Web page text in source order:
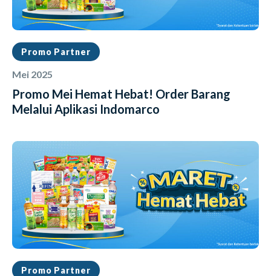
Promo Partner
Mei 2025
Promo Mei Hemat Hebat! Order Barang
Melalui Aplikasi Indomarco
Promo Partner